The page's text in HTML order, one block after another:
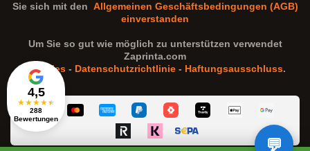
4,5
★★★★★
288
Bewertungen
Sie sich mit den Allgemeinen Geschäftsbedingungen (AGB)
einverstanden
Um Sie so gut wie möglich zu unterstützen verwendet
Zaprinta.com
Cookies - Datenschutzrichtlinie - Haftungsausschluss.